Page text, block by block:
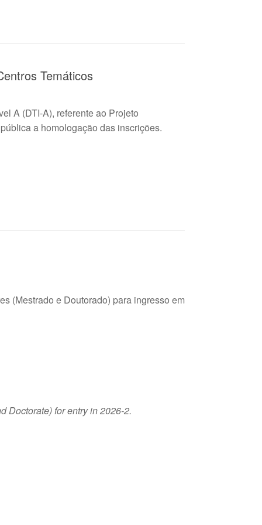
Temáticos
A (DTI-A), referente ao Projeto
a homologação das inscrições.
(Mestrado e Doutorado) para ingresso em
Doctorate) for entry in 2026-2.